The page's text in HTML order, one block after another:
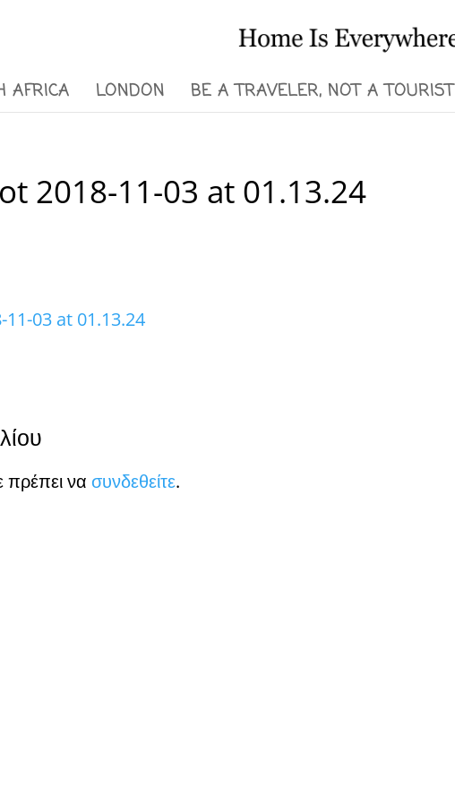
AFRICA LONDON BE A TRAVELER, NOT A TOURIST
2018-11-03 at 01.13.24
03 at 01.13.24
πρέπει νασυνδεθείτε.